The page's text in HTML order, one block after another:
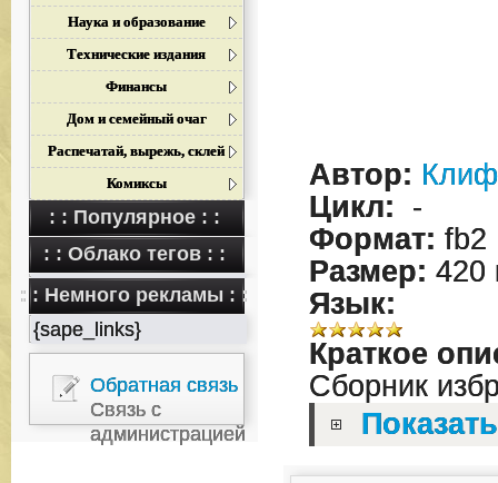
Наука и образование
Технические издания
Финансы
Дом и семейный очаг
Распечатай, вырежь, склей
Комиксы
: : Популярное : :
: : Облако тегов : :
: : Немного рекламы : :
{sape_links}
Обратная связь
Связь с
администрацией
Автор:
Цикл: -
Формат: fb2
Размер: 420
Язык:
Краткое
Сборник